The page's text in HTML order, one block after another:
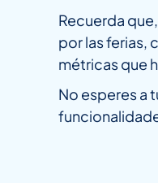
Recuerda
por las ferias,
métricas que
No esperes a